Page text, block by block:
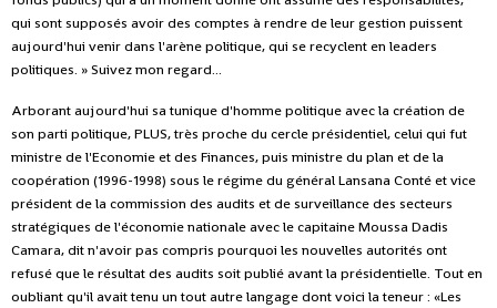
qui sont supposés avoir des comptes à rendre de leur gestion puissent
aujourd'hui venir dans l'arène politique, qui se recyclent en leaders
politiques. » Suivez mon regard...
Arborant aujourd'hui sa tunique d'homme politique avec la création de
son parti politique, PLUS, très proche du cercle présidentiel, celui qui fut
ministre de l'Economie et des Finances, puis ministre du plan et de la
coopération (1996-1998) sous le régime du général Lansana Conté et vice
président de la commission des audits et de surveillance des secteurs
stratégiques de l'économie nationale avec le capitaine Moussa Dadis
Camara, dit n'avoir pas compris pourquoi les nouvelles autorités ont
refusé que le résultat des audits soit publié avant la présidentielle. Tout en
oubliant qu'il avait tenu un tout autre langage dont voici la teneur : «Les